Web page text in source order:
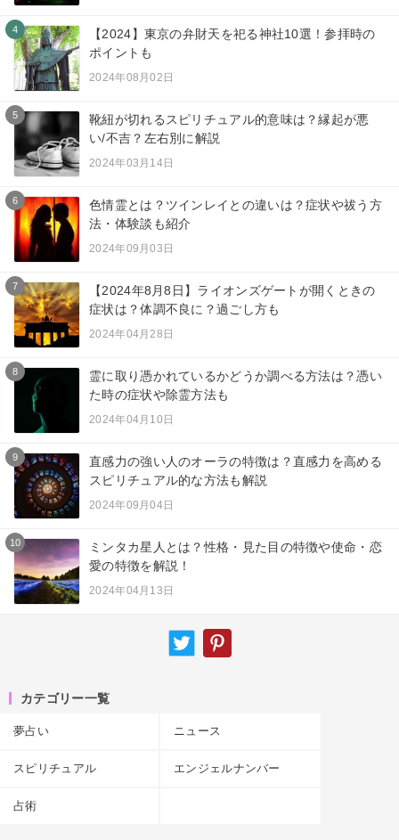
4
【2024】東京の弁財天を祀る神社10選！参拝時の
ポイントも
2024年08月02日
5
靴紐が切れるスピリチュアル的意味は？縁起が悪
い/不吉？左右別に解説
2024年03月14日
6
色情霊とは？ツインレイとの違いは？症状や祓う方
法・体験談も紹介
2024年09月03日
7
【2024年8月8日】ライオンズゲートが開くときの
症状は？体調不良に？過ごし方も
2024年04月28日
8
霊に取り憑かれているかどうか調べる方法は？憑い
た時の症状や除霊方法も
2024年04月10日
9
直感力の強い人のオーラの特徴は？直感力を高める
スピリチュアル的な方法も解説
2024年09月04日
10
ミンタカ星人とは？性格・見た目の特徴や使命・恋
愛の特徴を解説！
2024年04月13日
カテゴリー一覧
夢占い ニュース
スピリチュアル エンジェルナンバー
占術